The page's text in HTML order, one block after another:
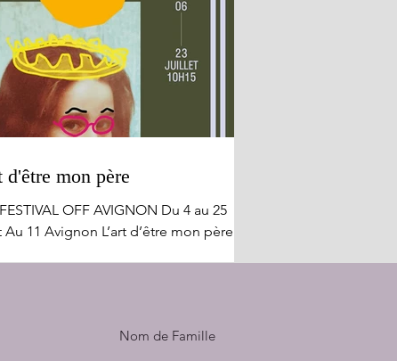
d'être mon père
OFF AVIGNON Du 4 au 25
11 Avignon L’art d’être mon père
tout autant qu'elle amusera. Julie
Nom de Famille